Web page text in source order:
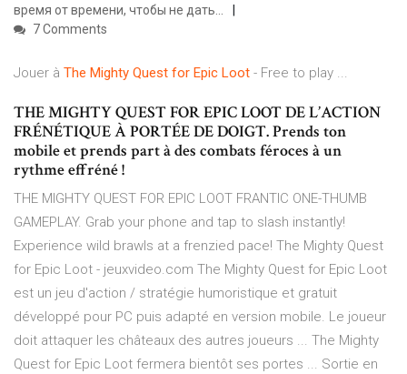
время от времени, чтобы не дать...
7 Comments
Jouer à The Mighty Quest for Epic Loot - Free to play ...
THE MIGHTY QUEST FOR EPIC LOOT DE L’ACTION
FRÉNÉTIQUE À PORTÉE DE DOIGT. Prends ton
mobile et prends part à des combats féroces à un
rythme effréné !
THE MIGHTY QUEST FOR EPIC LOOT FRANTIC ONE-THUMB
GAMEPLAY. Grab your phone and tap to slash instantly!
Experience wild brawls at a frenzied pace! The Mighty Quest
for Epic Loot - jeuxvideo.com The Mighty Quest for Epic Loot
est un jeu d'action / stratégie humoristique et gratuit
développé pour PC puis adapté en version mobile. Le joueur
doit attaquer les châteaux des autres joueurs ... The Mighty
Quest for Epic Loot fermera bientôt ses portes ... Sortie en